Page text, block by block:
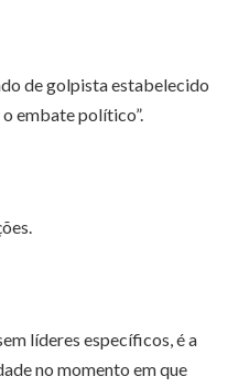
de golpista estabelecido
embate político”.
líderes específicos, é a
no momento em que